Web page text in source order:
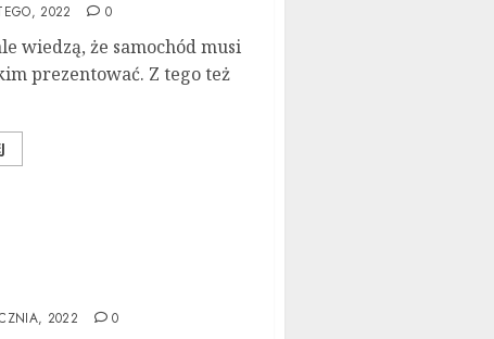
2022 0
wiedzą, że samochód musi
prezentować. Z tego też
2022 0